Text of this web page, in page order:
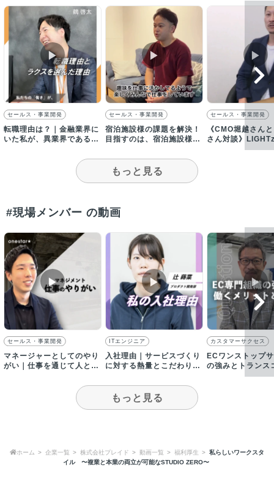
▶︎
セールス・事業開発
転職理由は？｜金融業界に
いた私が、異業界である
▶︎
セールス・事業開発
宿泊施設様の課題を解決！
目指すのは、宿泊施設様の
▶︎
セールス・事業開発
《CMO堀越さん
さん対談》
共通点とは？【採
もっと見る
#現場メンバー の動画
▶︎
セールス・事業開発
マネージャーとしてのやり
がい｜仕事を通じて人とし
▶︎
ITエンジニア
入社理由｜サービスづくり
に対する熱量とこだわりに
▶︎
カスタマーサクセス
ECワンストップ
の強みとトランス
で働くメリットを
もっと見る
ホーム 企業一覧 株式会社プレイド 動画一覧 福利厚生
私らしいワークスタ
イル 〜複業と本業の両立が可能なSTUDIO ZERO〜